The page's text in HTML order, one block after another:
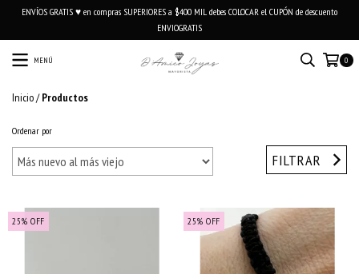
ENVÍOS GRATIS ♥ en compras SUPERIORES a $400 MIL debes COLOCAR el CUPÓN de descuento
ENVIOGRATIS
MENÚ 0
Inicio/ Productos
Ordenar por
FILTRAR
25% OFF 25% OFF